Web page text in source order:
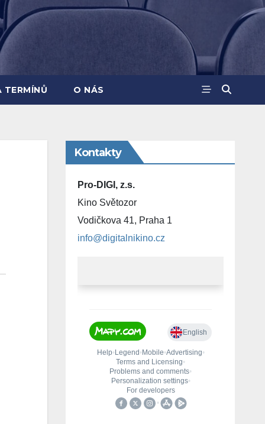
TERMÍNŮ O NÁS
Kontakty
Pro-DIGI, z.s.
Kino Světozor
Vodičkova 41, Praha 1
info@digitalnikino.cz